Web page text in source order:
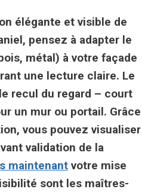
élégante et visible de
pensez à adapter le
métal) à votre façade
une lecture claire. Le
recul du regard – court
un mur ou portail. Grâce
vous pouvez visualiser
validation de la
maintenant votre mise
sont les maîtres-